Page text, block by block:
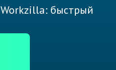
быстрый